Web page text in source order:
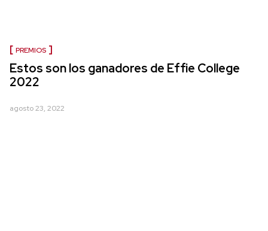
PREMIOS
Estos son los ganadores de Effie College
2022
agosto 23, 2022